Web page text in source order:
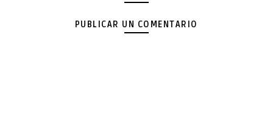
PUBLICAR UN COMENTARIO